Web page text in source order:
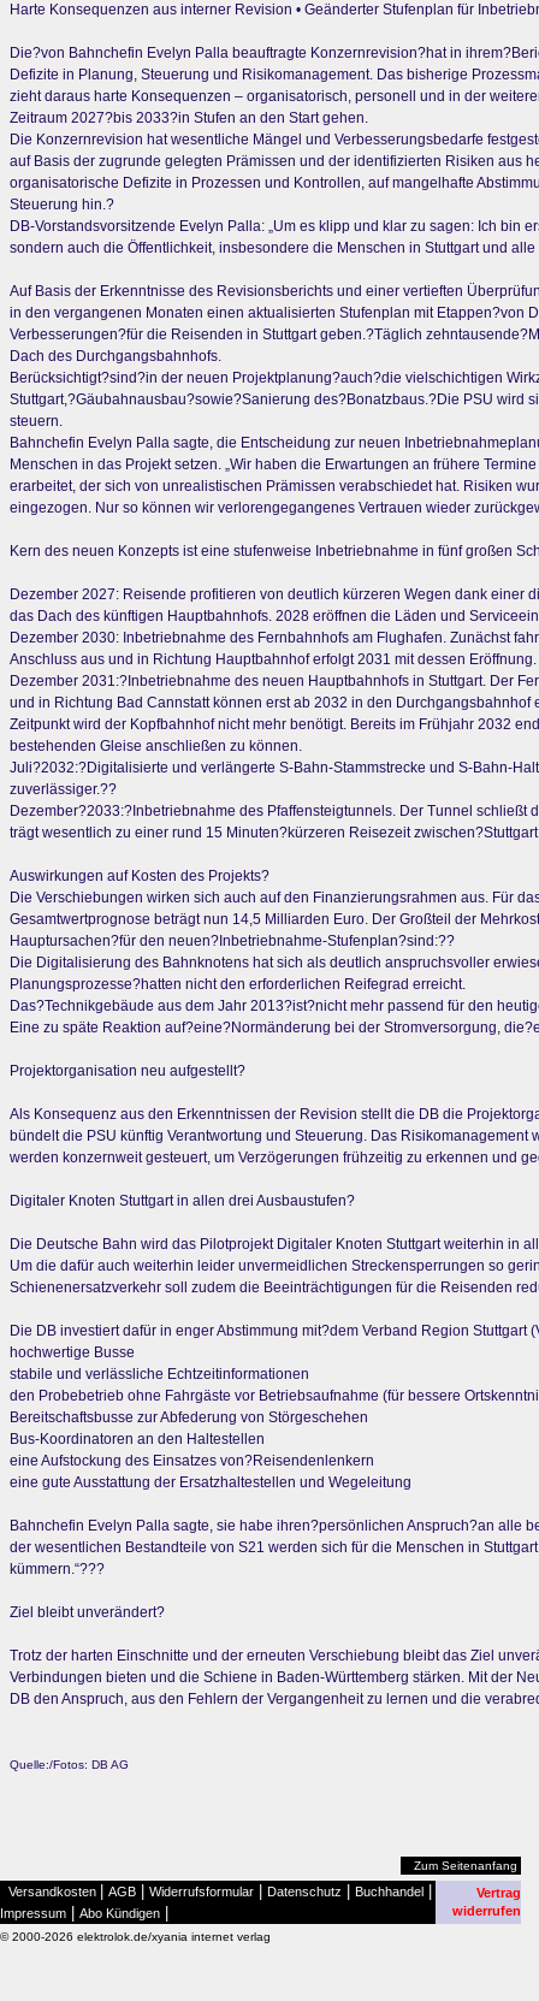
Harte Konsequenzen aus interner Revision • Geänderter Stufenplan für
Die?von Bahnchefin Evelyn Palla beauftragte Konzernrevision?hat in
Defizite in Planung, Steuerung und Risikomanagement. Das bisherige
zieht daraus harte Konsequenzen – organisatorisch, personell und in der
Zeitraum 2027?bis 2033?in Stufen an den Start gehen.
Die Konzernrevision hat wesentliche Mängel und Verbesserungsbedarfe
auf Basis der zugrunde gelegten Prämissen und der identifizierten Risiken aus
organisatorische Defizite in Prozessen und Kontrollen, auf mangelhafte
Steuerung hin.?
DB-Vorstandsvorsitzende Evelyn Palla: „Um es klipp und klar zu sagen: Ich
sondern auch die Öffentlichkeit, insbesondere die Menschen in Stuttgart und
Auf Basis der Erkenntnisse des Revisionsberichts und einer vertieften
in den vergangenen Monaten einen aktualisierten Stufenplan mit
Verbesserungen?für die Reisenden in Stuttgart geben.?Täglich
Dach des Durchgangsbahnhofs.
Berücksichtigt?sind?in der neuen Projektplanung?auch?die vielschichtigen
Stuttgart,?Gäubahnausbau?sowie?Sanierung des?Bonatzbaus.?Die PSU
steuern.
Bahnchefin Evelyn Palla sagte, die Entscheidung zur neuen
Menschen in das Projekt setzen. „Wir haben die Erwartungen an frühere
erarbeitet, der sich von unrealistischen Prämissen verabschiedet hat. Risiken
eingezogen. Nur so können wir verlorengegangenes Vertrauen wieder
Kern des neuen Konzepts ist eine stufenweise Inbetriebnahme in fünf großen
Dezember 2027: Reisende profitieren von deutlich kürzeren Wegen dank
das Dach des künftigen Hauptbahnhofs. 2028 eröffnen die Läden und
Dezember 2030: Inbetriebnahme des Fernbahnhofs am Flughafen. Zunächst
Anschluss aus und in Richtung Hauptbahnhof erfolgt 2031 mit dessen Eröffnung.
Dezember 2031:?Inbetriebnahme des neuen Hauptbahnhofs in Stuttgart. Der
und in Richtung Bad Cannstatt können erst ab 2032 in den
Zeitpunkt wird der Kopfbahnhof nicht mehr benötigt. Bereits im Frühjahr 2032
bestehenden Gleise anschließen zu können.
Juli?2032:?Digitalisierte und verlängerte S-Bahn-Stammstrecke und S-Bahn-
zuverlässiger.??
Dezember?2033:?Inbetriebnahme des Pfaffensteigtunnels. Der Tunnel
trägt wesentlich zu einer rund 15 Minuten?kürzeren Reisezeit
Auswirkungen auf Kosten des Projekts?
Die Verschiebungen wirken sich auch auf den Finanzierungsrahmen aus. Für
Gesamtwertprognose beträgt nun 14,5 Milliarden Euro. Der Großteil der
Hauptursachen?für den neuen?Inbetriebnahme-Stufenplan?sind:??
Die Digitalisierung des Bahnknotens hat sich als deutlich anspruchsvoller
Planungsprozesse?hatten nicht den erforderlichen Reifegrad erreicht.
Das?Technikgebäude aus dem Jahr 2013?ist?nicht mehr passend für den
Eine zu späte Reaktion auf?eine?Normänderung bei der Stromversorgung,
Projektorganisation neu aufgestellt?
Als Konsequenz aus den Erkenntnissen der Revision stellt die DB die
bündelt die PSU künftig Verantwortung und Steuerung. Das
werden konzernweit gesteuert, um Verzögerungen frühzeitig zu erkennen und
Digitaler Knoten Stuttgart in allen drei Ausbaustufen?
Die Deutsche Bahn wird das Pilotprojekt Digitaler Knoten Stuttgart weiterhin in
Um die dafür auch weiterhin leider unvermeidlichen Streckensperrungen so
Schienenersatzverkehr soll zudem die Beeinträchtigungen für die Reisenden
Die DB investiert dafür in enger Abstimmung mit?dem Verband Region Stuttgart
hochwertige Busse
stabile und verlässliche Echtzeitinformationen
den Probebetrieb ohne Fahrgäste vor Betriebsaufnahme (für bessere
Bereitschaftsbusse zur Abfederung von Störgeschehen
Bus-Koordinatoren an den Haltestellen
eine Aufstockung des Einsatzes von?Reisendenlenkern
eine gute Ausstattung der Ersatzhaltestellen und Wegeleitung
Bahnchefin Evelyn Palla sagte, sie habe ihren?persönlichen Anspruch?an alle
der wesentlichen Bestandteile von S21 werden sich für die Menschen in
kümmern.“???
Ziel bleibt unverändert?
Trotz der harten Einschnitte und der erneuten Verschiebung bleibt das Ziel
Verbindungen bieten und die Schiene in Baden-Württemberg stärken. Mit der
DB den Anspruch, aus den Fehlern der Vergangenheit zu lernen und die
Quelle:/Fotos: DB AG
Zum Seitenanfang
Versandkosten AGB Widerrufsformular Datenschutz Buchhandel
Impressum Abo Kündigen
Vertrag
widerrufen
© 2000-2026 elektrolok.de/xyania internet verlag